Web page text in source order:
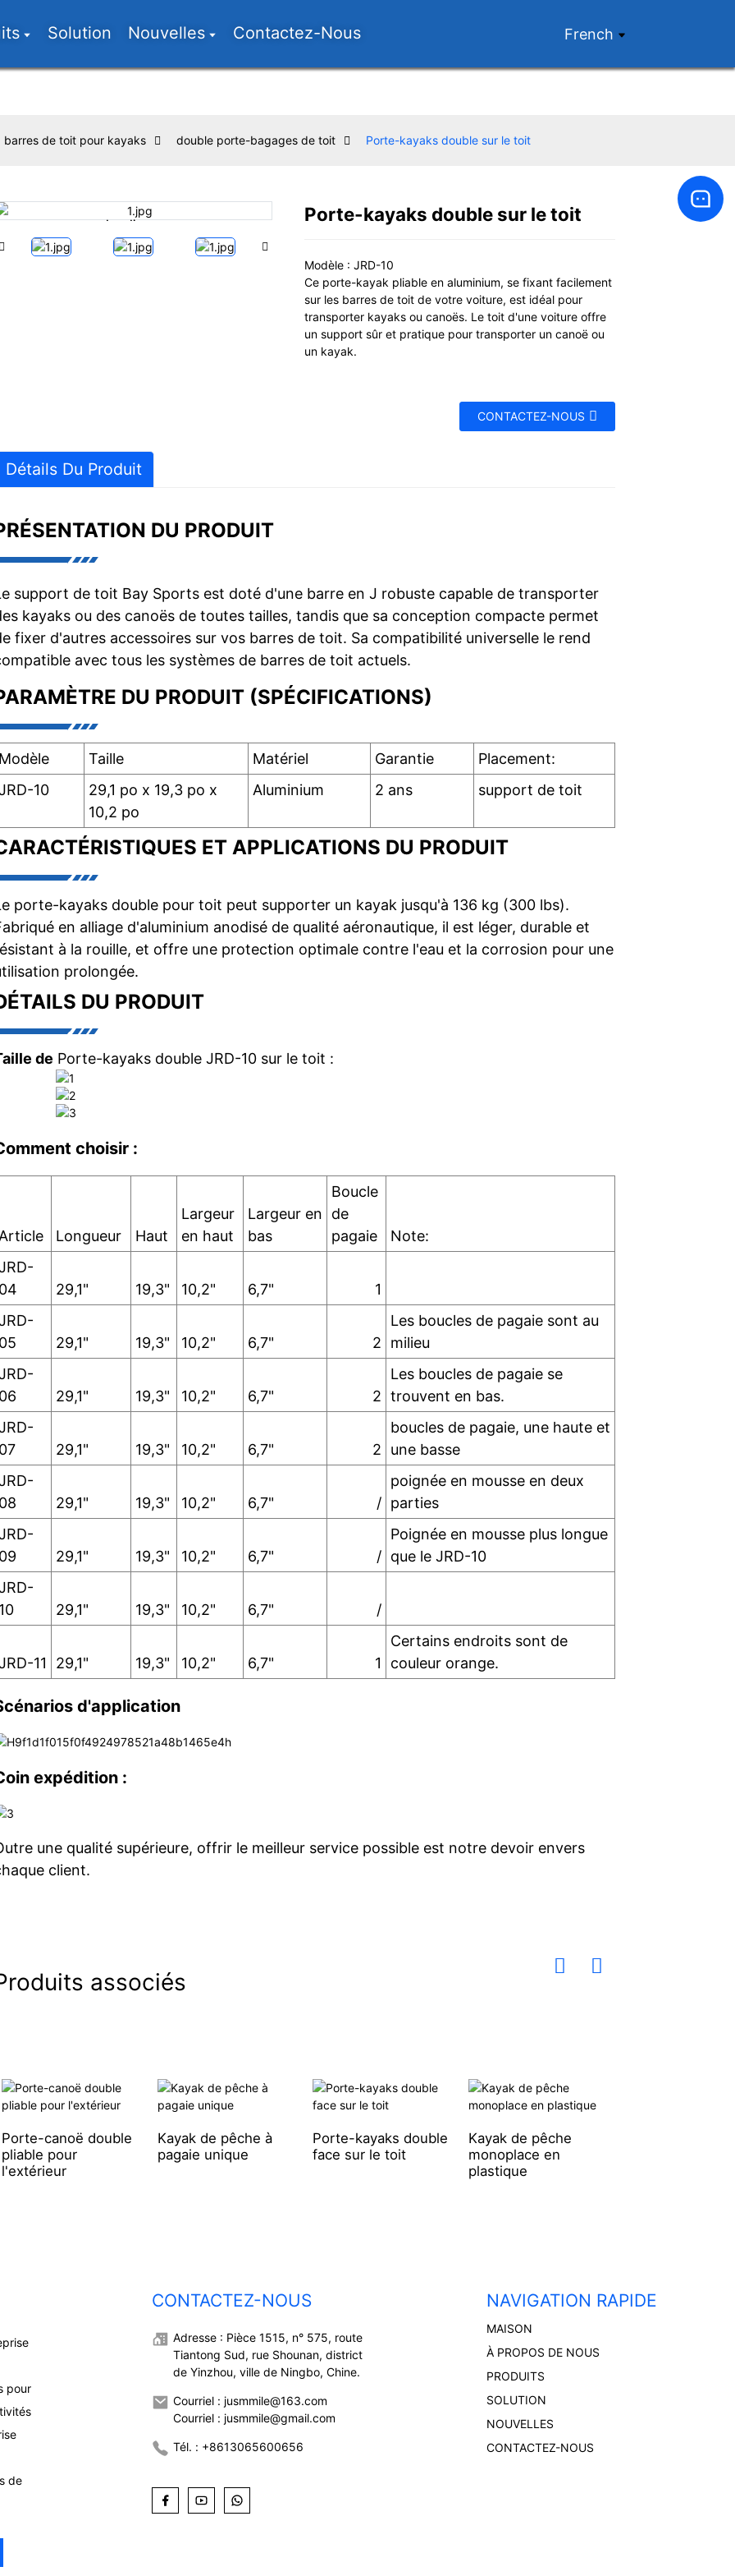
Solution Nouvelles Contactez-Nous French
barres de toit pour kayaks double porte-bagages de toit Porte-kayaks double sur le toit
Loading...
Loading... Loading...
Loading...
Porte-kayaks double sur le toit
Modèle : JRD-10
Ce porte-kayak pliable en aluminium, se fixant facilement
sur les barres de toit de votre voiture, est idéal pour
transporter kayaks ou canoës. Le toit d'une voiture offre
un support sûr et pratique pour transporter un canoë ou
un kayak.
CONTACTEZ-NOUS
Détails Du Produit
DU PRODUIT
support de toit Bay Sports est doté d'une barre en J robuste capable de transporter
kayaks ou des canoës de toutes tailles, tandis que sa conception compacte permet
fixer d'autres accessoires sur vos barres de toit. Sa compatibilité universelle le rend
avec tous les systèmes de barres de toit actuels.
DU PRODUIT (SPÉCIFICATIONS)
Modèle Taille Matériel Garantie
Placement:
10
29,1 po x 19,3 po x
10,2 po
Aluminium 2 ans support de toit
ET APPLICATIONS DU PRODUIT
porte-kayaks double pour toit peut supporter un kayak jusqu'à 136 kg (300 lbs).
en alliage d'aluminium anodisé de qualité aéronautique, il est léger, durable et
à la rouille, et offre une protection optimale contre l'eau et la corrosion pour une
prolongée.
DU PRODUIT
de Porte-kayaks double JRD-10 sur le toit :
choisir :
Article Longueur Haut
Largeur
en haut
Largeur en
bas
Boucle
de
pagaie
Note:
04
29,1" 19,3" 10,2" 6,7"
1
05
29,1" 19,3" 10,2" 6,7" 2
Les boucles de pagaie sont au
milieu
06
29,1" 19,3" 10,2" 6,7" 2
Les boucles de pagaie se
trouvent en bas.
07
29,1" 19,3" 10,2" 6,7" 2
boucles de pagaie, une haute et
une basse
08
29,1" 19,3" 10,2" 6,7" /
poignée en mousse en deux
parties
09
29,1" 19,3" 10,2" 6,7" /
Poignée en mousse plus longue
que le JRD-10
10
29,1" 19,3" 10,2" 6,7" /
11 29,1" 19,3" 10,2" 6,7" 1
Certains endroits sont de
couleur orange.
d'application
expédition :
une qualité supérieure, offrir le meilleur service possible est notre devoir envers
client.
associés
Porte-canoë double
pliable pour
l'extérieur
Kayak de pêche à
pagaie unique
Porte-kayaks double
face sur le toit
Kayak de pêche
monoplace en
plastique
pour
de
CONTACTEZ-NOUS
Adresse : Pièce 1515, n° 575, route
Tiantong Sud, rue Shounan, district
de Yinzhou, ville de Ningbo, Chine.
Courriel : jusmmile@163.com
Courriel : jusmmile@gmail.com
Tél. : +8613065600656
NAVIGATION RAPIDE
MAISON
À PROPOS DE NOUS
PRODUITS
SOLUTION
NOUVELLES
CONTACTEZ-NOUS